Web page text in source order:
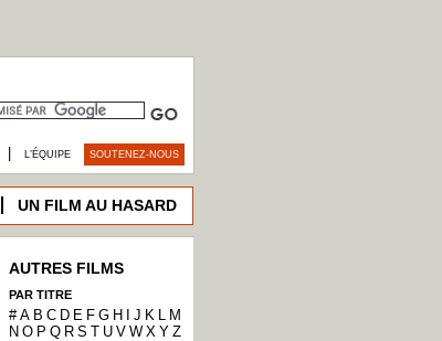
L’ÉQUIPE SOUTENEZ-NOUS
UN FILM AU HASARD
AUTRES FILMS
PAR TITRE
# A B C D E F G H J K L M
N O P Q R S T U V W X Y Z